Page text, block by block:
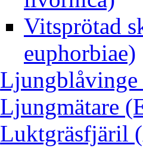
Vitsprötad
euphorbiae)
Ljungblåvinge
Ljungmätare
Luktgräsfjäril